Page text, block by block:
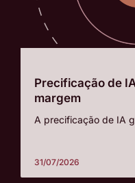
Precificação de
margem
A precificação de IA
31/07/2026